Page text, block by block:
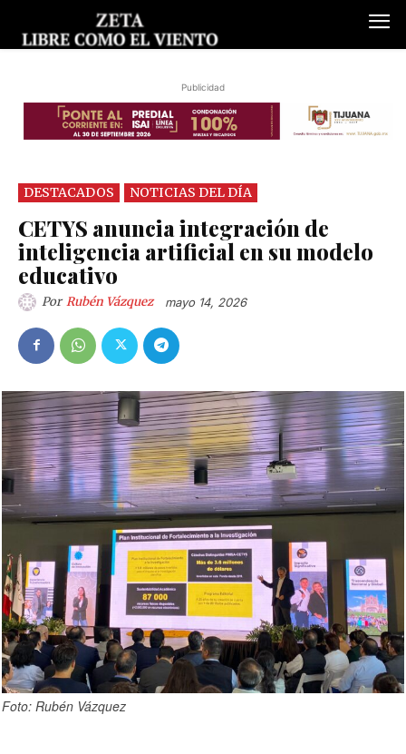
Publicidad
DESTACADOS NOTICIAS DEL DÍA
CETYS anuncia integración de
inteligencia artificial en su modelo
educativo
Por Rubén Vázquez mayo 14, 2026
Foto: Rubén Vázquez